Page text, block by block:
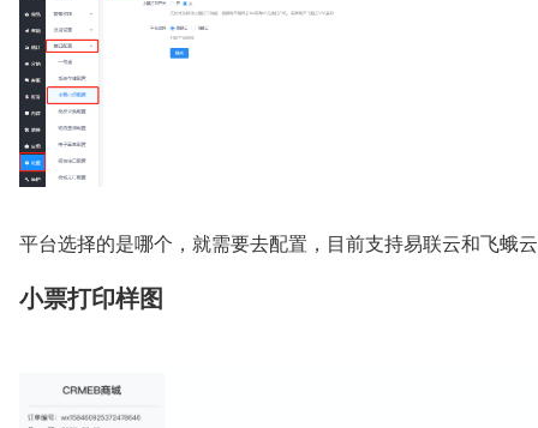
平台选择的是哪个，就需要去配置，目前支持易联云和飞蛾云
小票打印样图